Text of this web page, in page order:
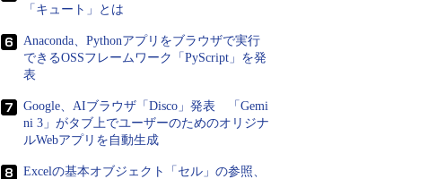
「キュート」とは
Anaconda、Pythonアプリをブラウザで実行
できるOSSフレームワーク「PyScript」を発
表
Google、AIブラウザ「Disco」発表 「Gemi
ni 3」がタブ上でユーザーのためのオリジナ
ルWebアプリを自動生成
Excelの基本オブジェクト「セル」の参照、